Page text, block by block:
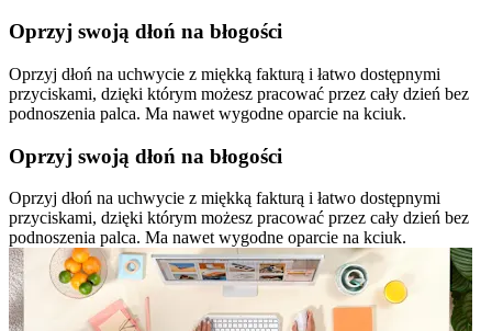
Oprzyj swoją dłoń na błogości
Oprzyj dłoń na uchwycie z miękką fakturą i łatwo dostępnymi
przyciskami, dzięki którym możesz pracować przez cały dzień bez
podnoszenia palca. Ma nawet wygodne oparcie na kciuk.
Oprzyj swoją dłoń na błogości
Oprzyj dłoń na uchwycie z miękką fakturą i łatwo dostępnymi
przyciskami, dzięki którym możesz pracować przez cały dzień bez
podnoszenia palca. Ma nawet wygodne oparcie na kciuk.